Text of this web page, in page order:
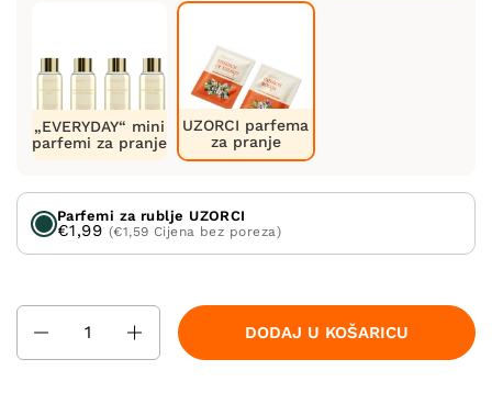
„EVERYDAY“ mini
parfemi za pranje
UZORCI parfema
za pranje
Parfemi za rublje UZORCI
€1,99 (€1,59 Cijena bez poreza)
DODAJ U KOŠARICU